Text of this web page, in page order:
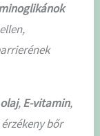
,E-vitamin,
bőr